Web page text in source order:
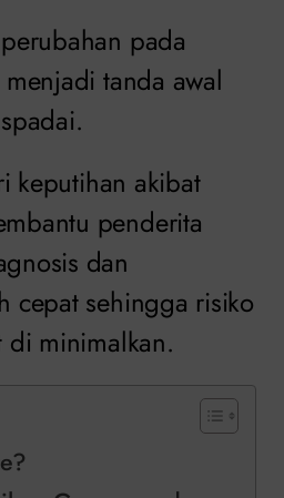
pada
tanda awal
keputihan akibat
penderita
dan
cepat sehingga risiko
di minimalkan.